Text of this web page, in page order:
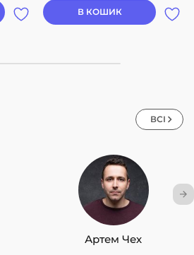
В КОШИК
ВСІ
Артем Чех